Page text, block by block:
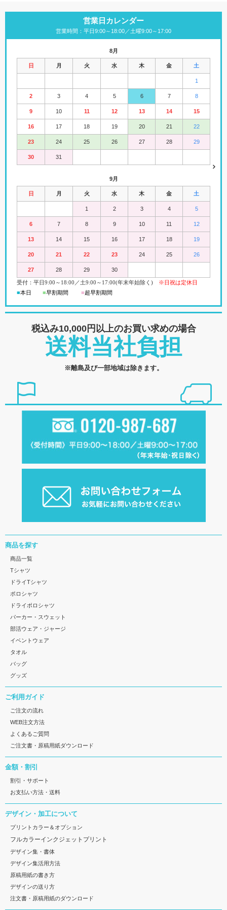
営業日カレンダー
営業時間：平日9:00～18:00／土曜9:00～17:00
8月
日 月 火 水 木 金 土
1
2 3 4 5 6 7 8
9 10 11 12 13 14 15
16 17 18 19 20 21 22
23 24 25 26 27 28 29
30 31
9月
日 月 火 水 木 金 土
1 2 3 4 5
6 7 8 9 10 11 12
13 14 15 16 17 18 19
20 21 22 23 24 25 26
27 28 29 30
受付：平日9:00 ～18:00 ／ 土9:00 ～ 17:00(年末年始除く) ※日祝は定休日
■本日 ■早割期間 ■超早割期間
税込み10,000円以上のお買い求めの場合
送料当社負担
※離島及び一部地域は除きます。
商品を探す
商品一覧
Tシャツ
ドライTシャツ
ポロシャツ
ドライポロシャツ
パーカー・スウェット
部活ウェア・ジャージ
イベントウェア
タオル
バッグ
グッズ
ご利用ガイド
ご注文の流れ
WEB注文方法
よくあるご質問
ご注文書・原稿用紙ダウンロード
金額・割引
割引・サポート
お支払い方法・送料
デザイン・加工について
プリントカラー＆オプション
フルカラーインクジェットプリント
デザイン集・書体
デザイン集活用方法
原稿用紙の書き方
デザインの送り方
注文書・原稿用紙のダウンロード